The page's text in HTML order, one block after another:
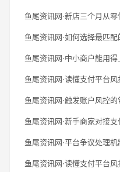
鱼尾资讯网·新店三个月从
鱼尾资讯网·如何选择最匹
鱼尾资讯网·中小商户能用
鱼尾资讯网·读懂支付平台
鱼尾资讯网·触发账户风控
鱼尾资讯网·新手商家对接
鱼尾资讯网·平台争议处理
鱼尾资讯网·读懂支付平台